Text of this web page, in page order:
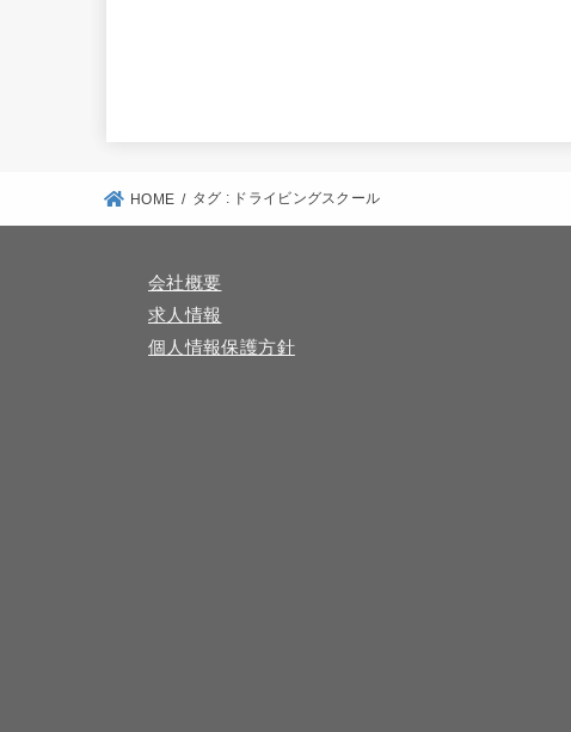
HOME タグ : ドライビングスクール
会社概要
求人情報
個人情報保護方針